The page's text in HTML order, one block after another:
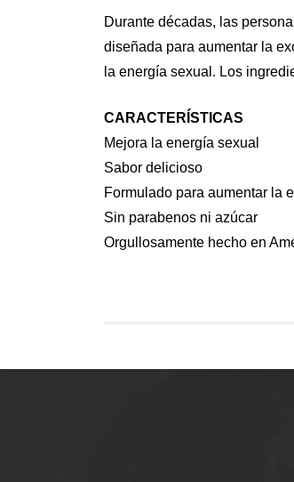
Durante décadas, las
diseñada para aumentar la
la energía sexual. Los
CARACTERÍSTICAS
Mejora la energía sexual
Sabor delicioso
Formulado para aumentar la
Sin parabenos ni azúcar
Orgullosamente hecho en